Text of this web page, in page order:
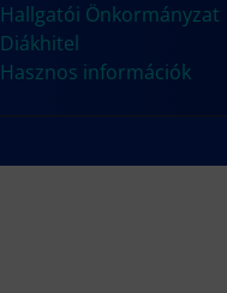
Hallgatói Önkormányzat
Diákhitel
Hasznos információk